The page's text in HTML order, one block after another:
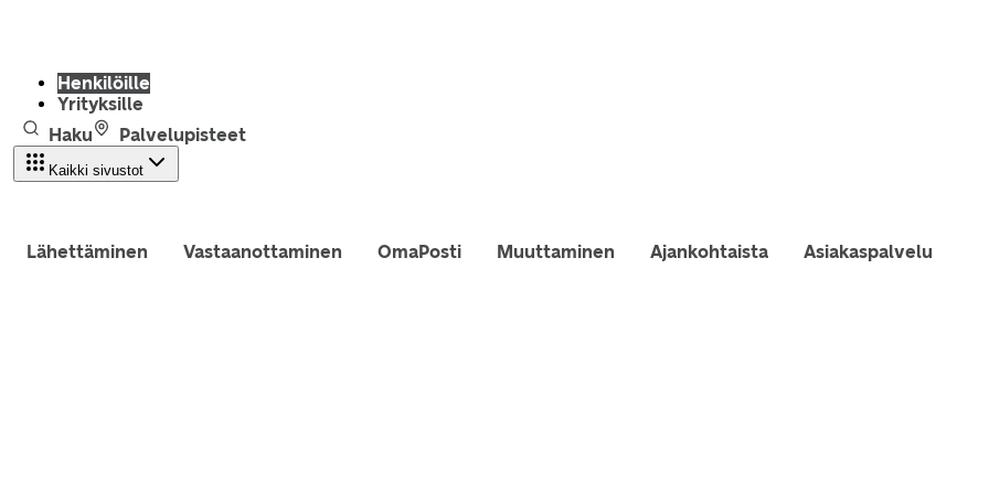
Henkilöille
Yrityksille
Haku
Palvelupisteet
Kaikki sivustot
Lähettäminen Vastaanottaminen OmaPosti Muuttaminen Ajankohtaista Asiakaspalvelu